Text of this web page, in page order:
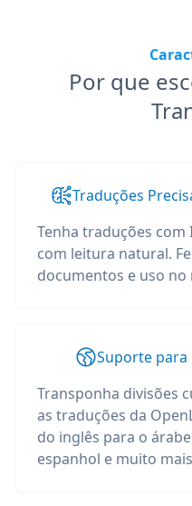
Por que
Traduções
Tenha traduções com
com leitura natural.
documentos e uso no
Suporte para
Transponha divisões
as traduções da
do inglês para o
espanhol e muito